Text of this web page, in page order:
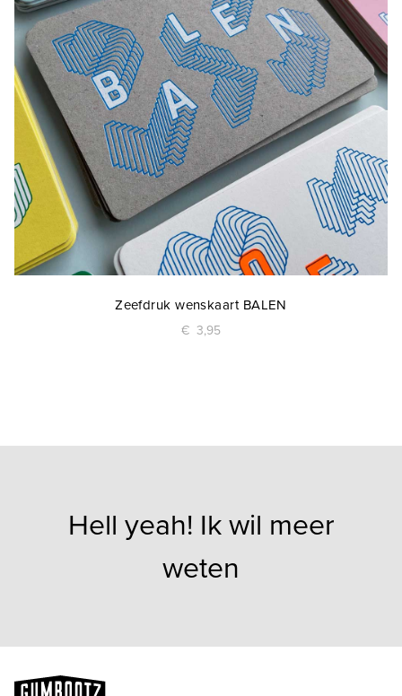
Zeefdruk wenskaart BALEN
€ 3,95
Hell yeah! Ik wil meer
weten